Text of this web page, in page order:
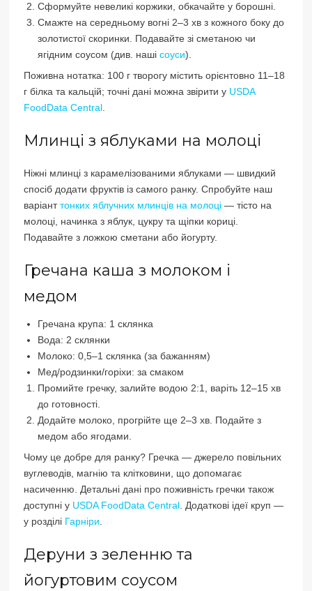
Сформуйте невеликі коржики, обкачайте у борошні.
Смажте на середньому вогні 2–3 хв з кожного боку до
золотистої скоринки. Подавайте зі сметаною чи
ягідним соусом (див. нашісоуси).
Поживна нотатка: 100 г творогу містить орієнтовно 11–18
г білка та кальцій; точні дані можна звірити у USDA
FoodData Central.
Млинці з яблуками на молоці
Ніжні млинці з карамелізованими яблуками — швидкий
спосіб додати фруктів із самого ранку. Спробуйте наш
варіанттонких яблучних млинців на молоці — тісто на
молоці, начинка з яблук, цукру та щіпки кориці.
Подавайте з ложкою сметани або йогурту.
Гречана каша з молоком і
медом
Гречана крупа: 1 склянка
Вода: 2 склянки
Молоко: 0,5–1 склянка (за бажанням)
Мед/родзинки/горіхи: за смаком
Промийте гречку, залийте водою 2:1, варіть 12–15 хв
до готовності.
Додайте молоко, прогрійте ще 2–3 хв. Подайте з
медом або ягодами.
Чому це добре для ранку? Гречка — джерело повільних
вуглеводів, магнію та клітковини, що допомагає
насиченню. Детальні дані про поживність гречки також
доступні у USDA FoodData Central. Додаткові ідеї круп —
у розділі Гарніри.
Деруни з зеленню та
йогуртовим соусом